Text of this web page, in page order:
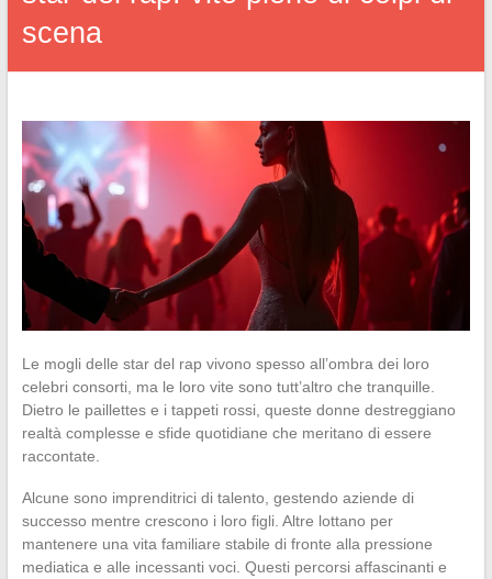
scena
Le mogli delle star del rap vivono spesso all’ombra dei loro
celebri consorti, ma le loro vite sono tutt’altro che tranquille.
Dietro le paillettes e i tappeti rossi, queste donne destreggiano
realtà complesse e sfide quotidiane che meritano di essere
raccontate.
Alcune sono imprenditrici di talento, gestendo aziende di
successo mentre crescono i loro figli. Altre lottano per
mantenere una vita familiare stabile di fronte alla pressione
mediatica e alle incessanti voci. Questi percorsi affascinanti e